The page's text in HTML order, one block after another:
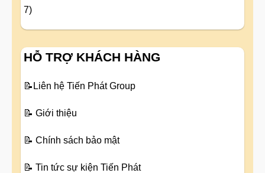
7)
HỖ TRỢ KHÁCH HÀNG
📝 Liên hệ Tiến Phát Group
📝 Giới thiệu
📝 Chính sách bảo mật
📝 Tin tức sự kiện Tiến Phát